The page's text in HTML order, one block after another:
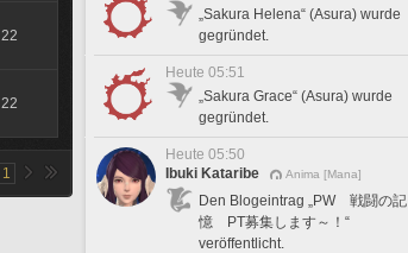
22
22
1
„Sakura Helena“ (Asura) wurde
gegründet.
Heute 05:51
„Sakura Grace“ (Asura) wurde
gegründet.
Heute 05:50
Ibuki Kataribe
Anima [Mana]
Den Blogeintrag „PW 戦闘の記
憶 PT募集します～！“
veröffentlicht.